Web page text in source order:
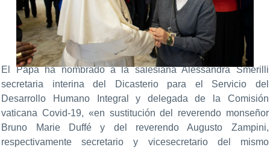
El Papa ha nombrado a la salesiana Alessandra Smerilli
secretaria interina del Dicasterio para el Servicio del
Desarrollo Humano Integral y delegada de la Comisión
vaticana Covid-19, «en sustitución del reverendo monseñor
Bruno Marie Duffé y del reverendo Augusto Zampini,
respectivamente secretario y vicesecretario del mismo